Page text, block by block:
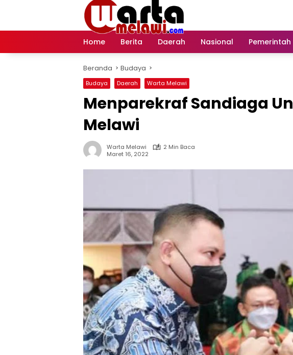
Home Berita Daerah Nasional Pemerintah
Beranda Budaya
Budaya Daerah Warta Melawi
Menparekraf Sandiaga
Melawi
Warta Melawi
2 Min Baca
Maret 16, 2022